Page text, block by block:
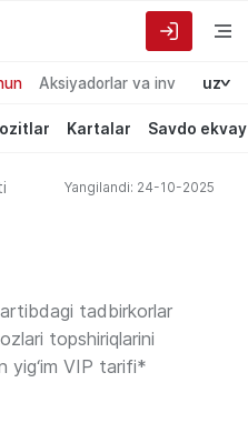
Aksiyadorlar va investorlarga
uz
Kartalar Savdo
Yangilandi: 24-10-2025
tadbirkorlar
topshiriqlarini
yig‘im VIP tarifi*